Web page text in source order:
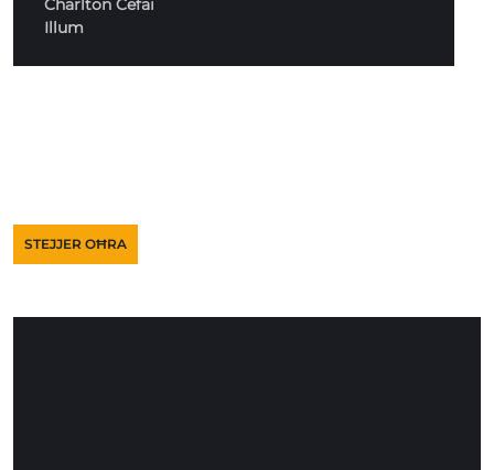
Charlton Cefai
Illum
STEJJER OĦRA